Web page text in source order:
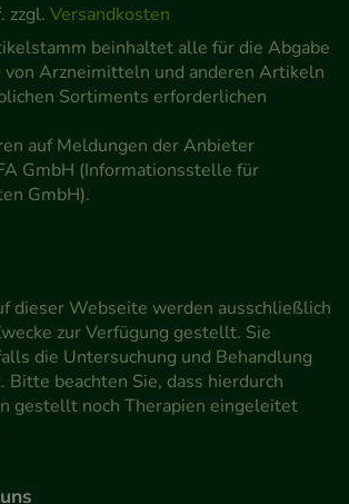
zzgl. Versandkosten
beinhaltet alle für die Abgabe
von Arzneimitteln und anderen Artikeln
Sortiments erforderlichen
auf Meldungen der Anbieter
GmbH (Informationsstelle für
GmbH).
dieser Webseite werden ausschließlich
zur Verfügung gestellt. Sie
die Untersuchung und Behandlung
Bitte beachten Sie, dass hierdurch
gestellt noch Therapien eingeleitet